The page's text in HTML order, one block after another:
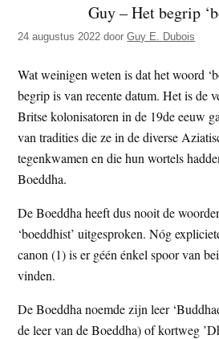
z
e
s
i
t
e
e
d
e
z
e
s
i
e
Guy – Het begrip
24 augustus 2022 doorGuy E. Dubois
Wat weinigen weten is dat het woord
begrip is van recente datum. Het is de
Britse kolonisatoren in de 19de eeuw
van tradities die ze in de diverse
tegenkwamen en die hun wortels
Boeddha.
De Boeddha heeft dus nooit de
‘boeddhist’ uitgesproken. Nóg
canon (1) is er géén énkel spoor van
vinden.
De Boeddha noemde zijn leer
de leer van de Boeddha) of kortweg